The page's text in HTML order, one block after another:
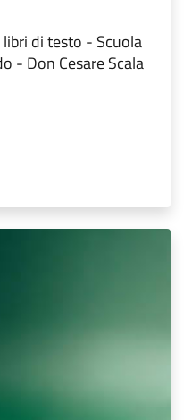
di testo - Scuola
- Don Cesare Scala